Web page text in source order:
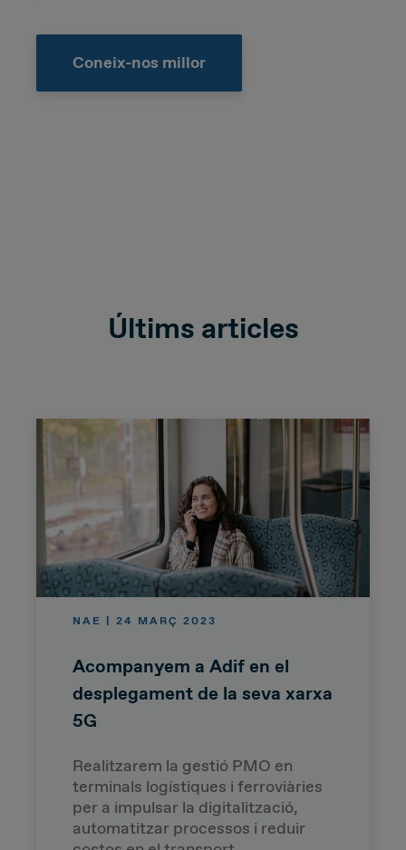
Coneix-nos millor
Últims articles
NAE | 24 MARÇ 2023
Acompanyem a Adif en el
desplegament de la seva xarxa
5G
Realitzarem la gestió PMO en
terminals logístiques i ferroviàries
per a impulsar la digitalització,
automatitzar processos i reduir